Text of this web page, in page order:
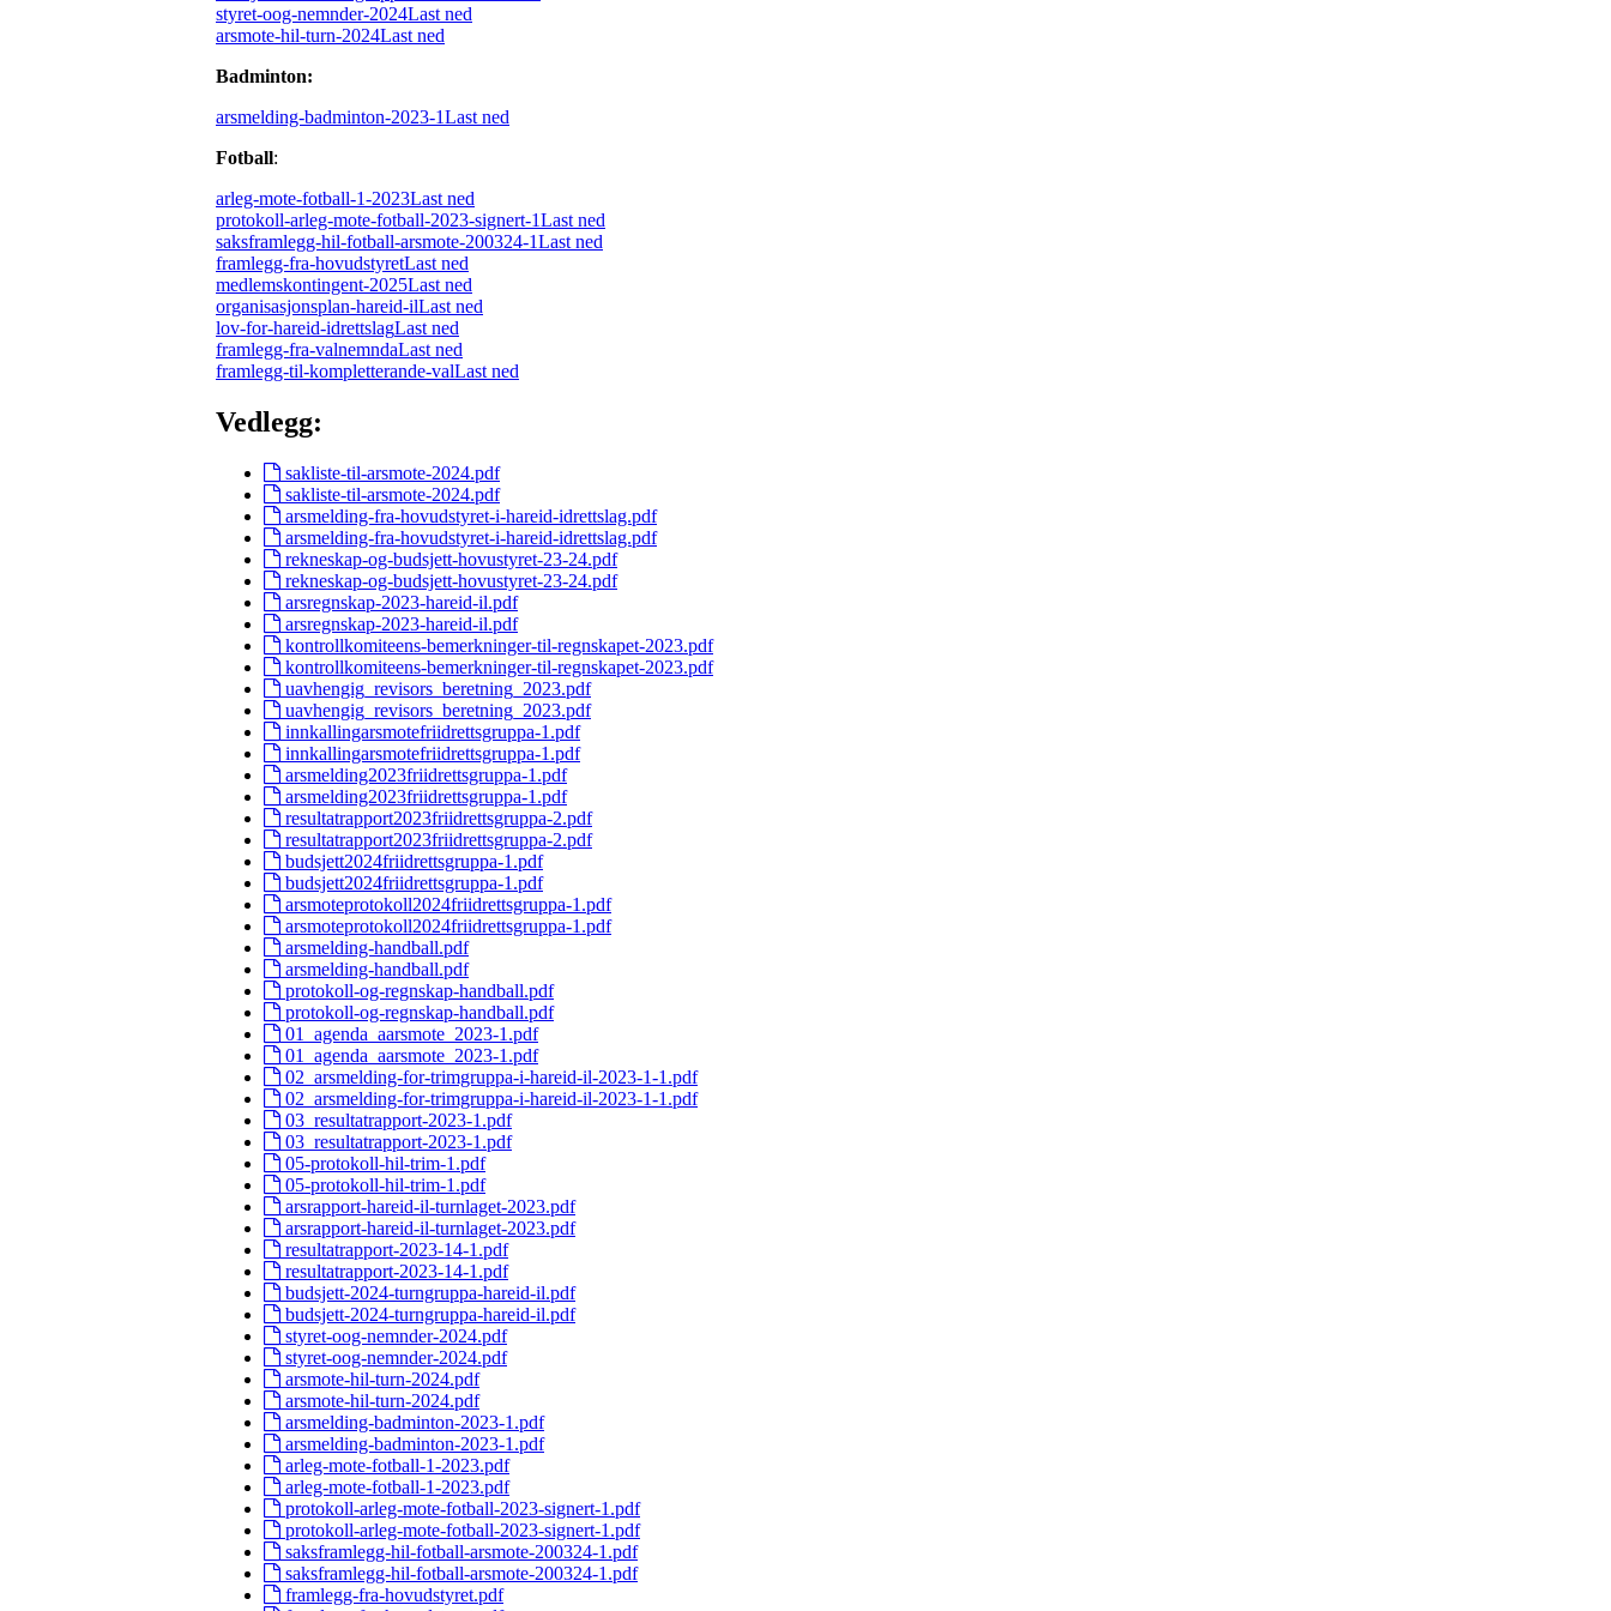
styret-oog-nemnder-2024Last ned
arsmote-hil-turn-2024Last ned
Badminton:
arsmelding-badminton-2023-1Last ned
Fotball:
arleg-mote-fotball-1-2023Last ned
protokoll-arleg-mote-fotball-2023-signert-1Last ned
saksframlegg-hil-fotball-arsmote-200324-1Last ned
framlegg-fra-hovudstyretLast ned
medlemskontingent-2025Last ned
organisasjonsplan-hareid-ilLast ned
lov-for-hareid-idrettslagLast ned
framlegg-fra-valnemndaLast ned
framlegg-til-kompletterande-valLast ned
Vedlegg:
sakliste-til-arsmote-2024.pdf
sakliste-til-arsmote-2024.pdf
arsmelding-fra-hovudstyret-i-hareid-idrettslag.pdf
arsmelding-fra-hovudstyret-i-hareid-idrettslag.pdf
rekneskap-og-budsjett-hovustyret-23-24.pdf
rekneskap-og-budsjett-hovustyret-23-24.pdf
arsregnskap-2023-hareid-il.pdf
arsregnskap-2023-hareid-il.pdf
kontrollkomiteens-bemerkninger-til-regnskapet-2023.pdf
kontrollkomiteens-bemerkninger-til-regnskapet-2023.pdf
uavhengig_revisors_beretning_2023.pdf
uavhengig_revisors_beretning_2023.pdf
innkallingarsmotefriidrettsgruppa-1.pdf
innkallingarsmotefriidrettsgruppa-1.pdf
arsmelding2023friidrettsgruppa-1.pdf
arsmelding2023friidrettsgruppa-1.pdf
resultatrapport2023friidrettsgruppa-2.pdf
resultatrapport2023friidrettsgruppa-2.pdf
budsjett2024friidrettsgruppa-1.pdf
budsjett2024friidrettsgruppa-1.pdf
arsmoteprotokoll2024friidrettsgruppa-1.pdf
arsmoteprotokoll2024friidrettsgruppa-1.pdf
arsmelding-handball.pdf
arsmelding-handball.pdf
protokoll-og-regnskap-handball.pdf
protokoll-og-regnskap-handball.pdf
01_agenda_aarsmote_2023-1.pdf
01_agenda_aarsmote_2023-1.pdf
02_arsmelding-for-trimgruppa-i-hareid-il-2023-1-1.pdf
02_arsmelding-for-trimgruppa-i-hareid-il-2023-1-1.pdf
03_resultatrapport-2023-1.pdf
03_resultatrapport-2023-1.pdf
05-protokoll-hil-trim-1.pdf
05-protokoll-hil-trim-1.pdf
arsrapport-hareid-il-turnlaget-2023.pdf
arsrapport-hareid-il-turnlaget-2023.pdf
resultatrapport-2023-14-1.pdf
resultatrapport-2023-14-1.pdf
budsjett-2024-turngruppa-hareid-il.pdf
budsjett-2024-turngruppa-hareid-il.pdf
styret-oog-nemnder-2024.pdf
styret-oog-nemnder-2024.pdf
arsmote-hil-turn-2024.pdf
arsmote-hil-turn-2024.pdf
arsmelding-badminton-2023-1.pdf
arsmelding-badminton-2023-1.pdf
arleg-mote-fotball-1-2023.pdf
arleg-mote-fotball-1-2023.pdf
protokoll-arleg-mote-fotball-2023-signert-1.pdf
protokoll-arleg-mote-fotball-2023-signert-1.pdf
saksframlegg-hil-fotball-arsmote-200324-1.pdf
saksframlegg-hil-fotball-arsmote-200324-1.pdf
framlegg-fra-hovudstyret.pdf